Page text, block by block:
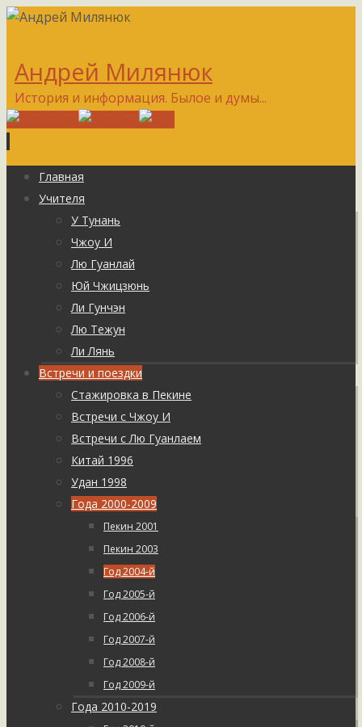
Андрей Милянюк
История и информация. Былое и думы...
Перейти
содержимому
Главная
Учителя
У Тунань
Чжоу И
Лю Гуанлай
Юй Чжицзюнь
Ли Гунчэн
Лю Тежун
Ли Лянь
Встречи и поездки
Стажировка в Пекине
Встречи с Чжоу И
Встречи с Лю Гуанлаем
Китай 1996
Удан 1998
Года 2000-2009
Пекин 2001
Пекин 2003
Год 2004-й
Год 2005-й
Год 2006-й
Год 2007-й
Год 2008-й
Год 2009-й
Года 2010-2019